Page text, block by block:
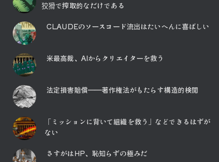
狡猾で搾取的なだけである
CLAUDEのソースコード流出はたいへんに喜ばしい
米最高裁、AIからクリエイターを救う
法定損害賠償――著作権法がもたらす構造的検閲
「ミッションに背いて組織を救う」などできるはずが
ない
さすがはHP、恥知らずの極みだ